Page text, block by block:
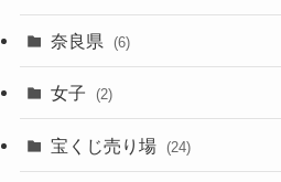
奈良県 (6)
女子 (2)
宝くじ売り場 (24)